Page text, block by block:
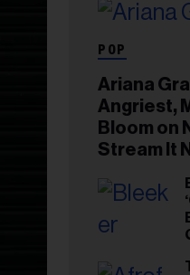
POP
Ariana
Angriest,
Bloom on
Stream It